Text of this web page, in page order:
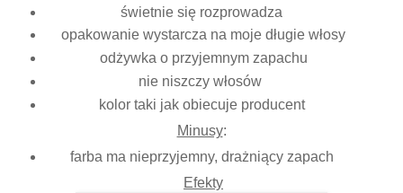
świetnie się rozprowadza
opakowanie wystarcza na moje długie włosy
odżywka o przyjemnym zapachu
nie niszczy włosów
kolor taki jak obiecuje producent
Minusy:
farba ma nieprzyjemny, drażniący zapach
Efekty